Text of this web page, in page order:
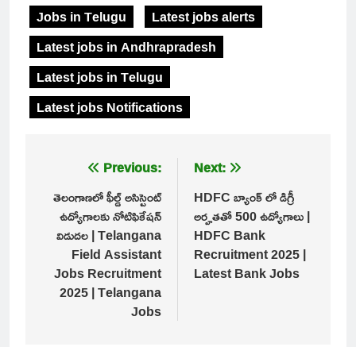
Jobs in Telugu
Latest jobs alerts
Latest jobs in Andhrapradesh
Latest jobs in Telugu
Latest jobs Notifications
navigation
Previous:
తెలంగాణలో ఫీల్డ్ అసిస్టెంట్
ఉద్యోగాలకు నోటిఫికేషన్
విడుదల | Telangana
Field Assistant
Jobs Recruitment
2025 | Telangana
Jobs
Next:
HDFC బ్యాంక్ లో డిగ్రీ
అర్హతతో 500 ఉద్యోగాలు |
HDFC Bank
Recruitment 2025 |
Latest Bank Jobs